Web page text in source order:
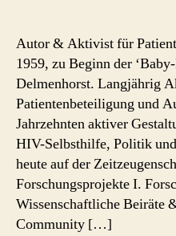
Autor & Aktivist für
1959, zu Beginn der
Delmenhorst. Langjährig
Patientenbeteiligung und
Jahrzehnten aktiver
HIV-Selbsthilfe, Politik
heute auf der
Forschungsprojekte I.
Wissenschaftliche Beiräte
Community […]